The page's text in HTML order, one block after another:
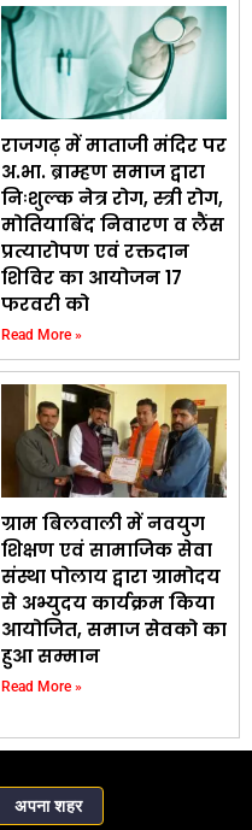
राजगढ़ में माताजी मंदिर पर
अ.भा. ब्राम्हण समाज द्वारा
निःशुल्क नेत्र रोग, स्त्री रोग,
मोतियाबिंद निवारण व लैंस
प्रत्यारोपण एवं रक्तदान
शिविर का आयोजन 17
फरवरी को
Read More »
ग्राम बिलवाली में नवयुग
शिक्षण एवं सामाजिक सेवा
संस्था पोलाय द्वारा ग्रामोदय
से अभ्युदय कार्यक्रम किया
आयोजित, समाज सेवको का
हुआ सम्मान
Read More »
अपना शहर